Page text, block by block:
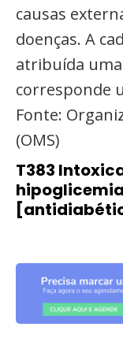
causas
doenças. A
atribuída
corresponde
Fonte:
(OMS)
T383